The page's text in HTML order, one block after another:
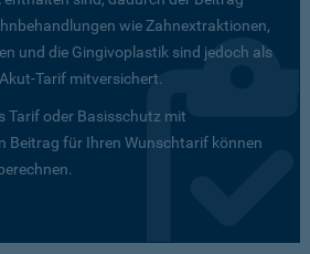
wie Zahnextraktionen,
und die Gingivoplastik sind jedoch als
Tarif mitversichert.
Tarif oder Basisschutz mit
Beitrag für Ihren Wunschtarif können